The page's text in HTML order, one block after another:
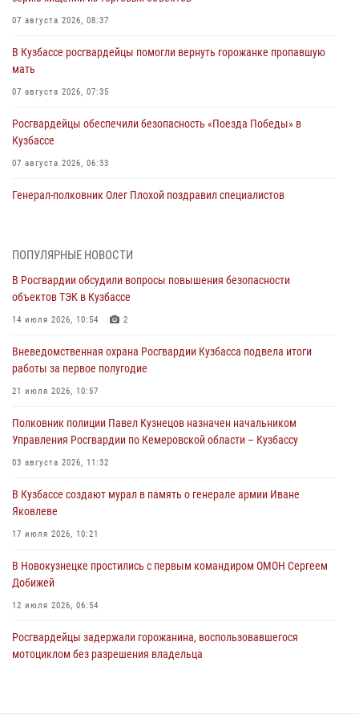
07 августа 2026, 08:37
В Кузбассе росгвардейцы помогли вернуть горожанке пропавшую
мать
07 августа 2026, 07:35
Росгвардейцы обеспечили безопасность «Поезда Победы» в
Кузбассе
07 августа 2026, 06:33
Генерал-полковник Олег Плохой поздравил специалистов
07 августа 2026, 05:32
С 1 сентября 2026 года вступает в силу новый федеральный закон о
частной охранной деятельности
06 августа 2026, 10:19
Росгвардейцы задержали предполагаемого виновника причинения
ножевого ранения кемеровчанину
06 августа 2026, 09:18
Росгвардейцы задержали мужчину, повредившего имущество
горожанки
06 августа 2026, 08:17
Росгвардейцы пресекли противоправные действия и защитили
новокузнечанку от агрессивного знакомого
06 августа 2026, 07:16
ПОПУЛЯРНЫЕ НОВОСТИ
В Росгвардии обсудили вопросы повышения безопасности
объектов ТЭК в Кузбассе
14 июля 2026, 10:54 2
Вневедомственная охрана Росгвардии Кузбасса подвела итоги
работы за первое полугодие
21 июля 2026, 10:57
Полковник полиции Павел Кузнецов назначен начальником
Управления Росгвардии по Кемеровской области – Кузбассу
03 августа 2026, 11:32
В Кузбассе создают мурал в память о генерале армии Иване
Яковлеве
17 июля 2026, 10:21
В Новокузнецке простились с первым командиром ОМОН Сергеем
Добижей
12 июля 2026, 06:54
Росгвардейцы задержали горожанина, воспользовавшегося
мотоциклом без разрешения владельца